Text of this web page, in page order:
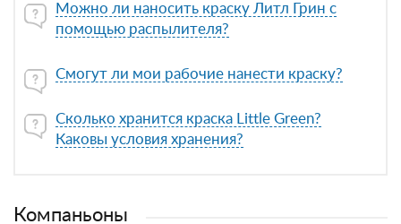
Можно ли наносить краску Литл Грин с
помощью распылителя?
Смогут ли мои рабочие нанести краску?
Сколько хранится краска Little Green?
Каковы условия хранения?
Компаньоны